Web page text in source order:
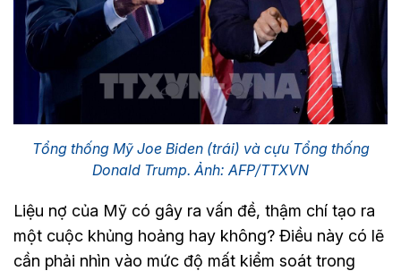
Tổng thống Mỹ Joe Biden (trái) và cựu Tổng thống
Donald Trump. Ảnh: AFP/TTXVN
Liệu nợ của Mỹ có gây ra vấn đề, thậm chí tạo ra
một cuộc khủng hoảng hay không? Điều này có lẽ
cần phải nhìn vào mức độ mất kiểm soát trong